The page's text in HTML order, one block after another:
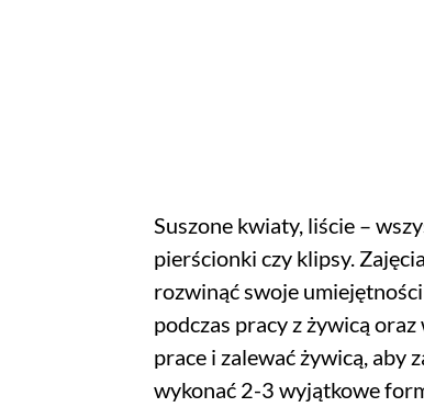
Suszone kwiaty, liście –
pierścionki czy klipsy.
rozwinąć swoje
podczas pracy z żywicą
prace i zalewać żywicą, aby
wykonać 2-3 wyjątkowe